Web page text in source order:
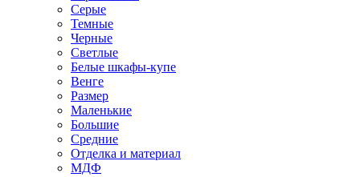
Серые
Темные
Черные
Светлые
Белые шкафы-купе
Венге
Размер
Маленькие
Большие
Средние
Отделка и материал
МДФ